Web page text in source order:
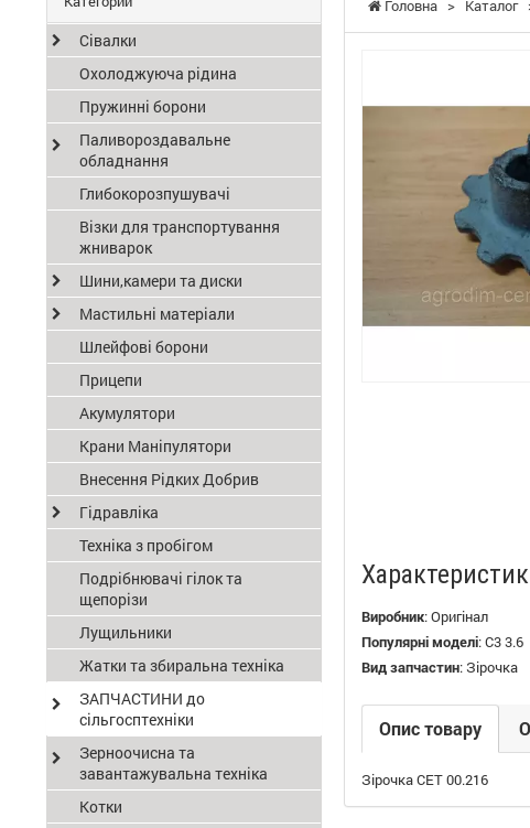
Головна > Каталог
Виробник:Оригінал
Популярні моделі:С3 3.6
Вид запчастин:Зірочка
Опис товару
Зірочка СЕТ 00.216
Сівалки
Охолоджуюча рідина
Пружинні борони
Паливороздавальне
обладнання
Глибокорозпушувачі
Візки для транспортування
жниварок
Шини,камери та диски
Мастильні матеріали
Шлейфові борони
Прицепи
Акумулятори
Крани Маніпулятори
Внесення Рідких Добрив
Гідравліка
Техніка з пробігом
Подрібнювачі гілок та
щепорізи
Лущильники
Жатки та збиральна техніка
ЗАПЧАСТИНИ до
сільгосптехніки
Зерноочисна та
завантажувальна техніка
Котки